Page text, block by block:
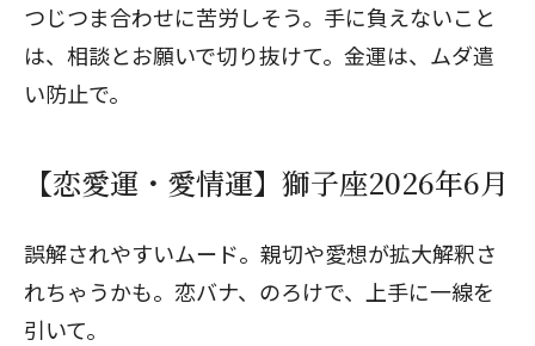
つじつま合わせに苦労しそう。手に負えないこと
は、相談とお願いで切り抜けて。金運は、ムダ遣
い防止で。
【恋愛運・愛情運】獅子座2026年6月
誤解されやすいムード。親切や愛想が拡大解釈さ
れちゃうかも。恋バナ、のろけで、上手に一線を
引いて。